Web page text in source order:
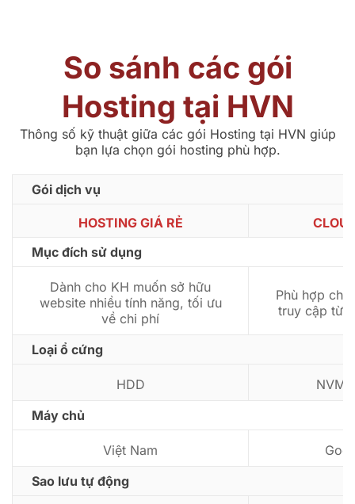
So sánh các gói
Hosting tại HVN
Thông số kỹ thuật giữa các gói Hosting tại HVN giúp
bạn lựa chọn gói hosting phù hợp.
Gói dịch vụ
HOSTING GIÁ RẺ
Mục đích sử dụng
Dành cho KH muốn sở hữu
website nhiều tính năng, tối ưu
về chi phí
Phù hợp
truy cập từ
Loại ổ cứng
HDD
Máy chủ
Việt Nam
Sao lưu tự động